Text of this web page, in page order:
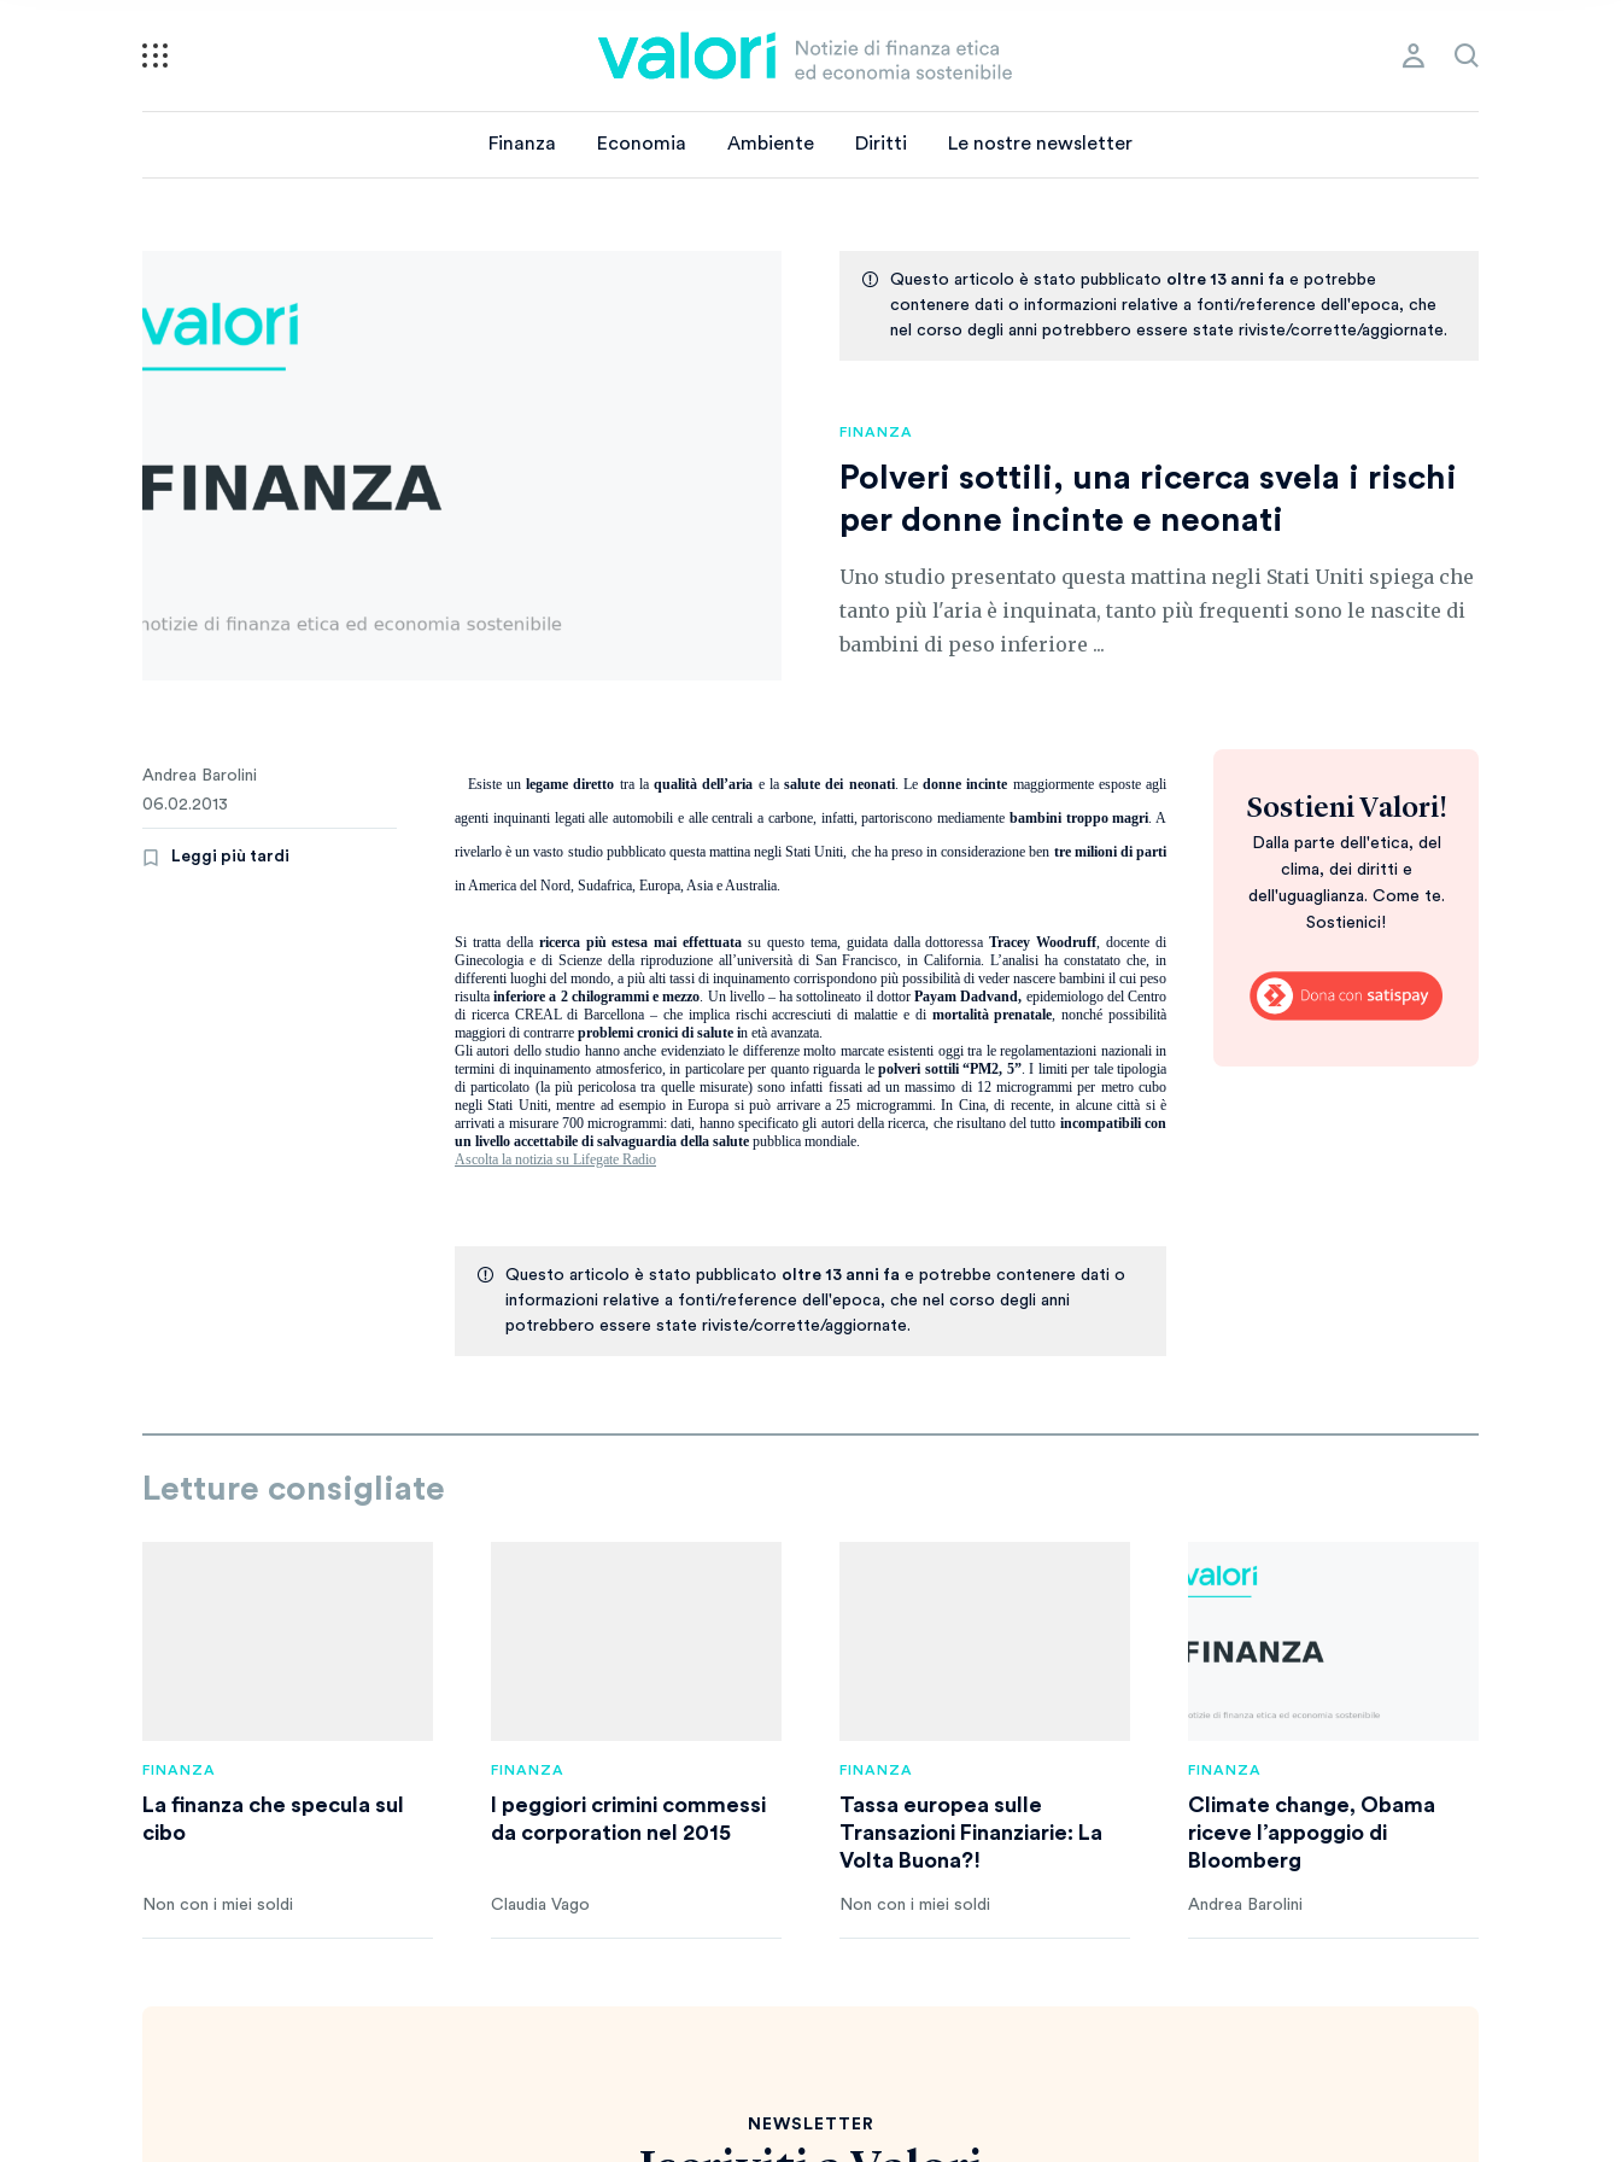
Finanza Economia Ambiente Diritti Le nostre newsletter
Questo articolo è stato pubblicato oltre 13 anni fa e potrebbe
contenere dati o informazioni relative a fonti/reference dell'epoca, che
nel corso degli anni potrebbero essere state riviste/corrette/aggiornate.
FINANZA
Polveri sottili, una ricerca svela i rischi
per donne incinte e neonati
Uno studio presentato questa mattina negli Stati Uniti spiega che
tanto più l'aria è inquinata, tanto più frequenti sono le nascite di
bambini di peso inferiore ...
Andrea Barolini
06.02.2013
Leggi più tardi
Esiste un legame diretto tra la qualità dell’aria e la salute dei neonati. Le donne incinte maggiormente esposte agli
agenti inquinanti legati alle automobili e alle centrali a carbone, infatti, partoriscono mediamente bambini troppo magri. A
rivelarlo è un vasto studio pubblicato questa mattina negli Stati Uniti, che ha preso in considerazione ben tre milioni di parti
in America del Nord, Sudafrica, Europa, Asia e Australia.
Si tratta dellaricerca più estesa mai effettuata su questo tema, guidata dalla dottoressaTracey Woodruff, docente di
Ginecologia e di Scienze della riproduzione all’università di San Francisco, in California. L’analisi ha constatato che, in
differenti luoghi del mondo, a più alti tassi di inquinamento corrispondono più possibilità di veder nascere bambini il cui peso
risultainferiore a 2 chilogrammi e mezzo. Un livello – ha sottolineato il dottorPayam Dadvand, epidemiologo del Centro
di ricerca CREAL di Barcellona – che implica rischi accresciuti di malattie e di mortalità prenatale, nonché possibilità
maggiori di contrarre problemi cronici di salute in età avanzata.
Gli autori dello studio hanno anche evidenziato le differenze molto marcate esistenti oggi tra le regolamentazioni nazionali in
termini di inquinamento atmosferico, in particolare per quanto riguarda le polveri sottili “PM2, 5”. I limiti per tale tipologia
di particolato (la più pericolosa tra quelle misurate) sono infatti fissati ad un massimo di 12 microgrammi per metro cubo
negli Stati Uniti, mentre ad esempio in Europa si può arrivare a 25 microgrammi. In Cina, di recente, in alcune città si è
arrivati a misurare 700 microgrammi: dati, hanno specificato gli autori della ricerca, che risultano del tutto incompatibili con
un livello accettabile di salvaguardia della salute pubblica mondiale.
Ascolta la notizia su Lifegate Radio
Questo articolo è stato pubblicato oltre 13 anni fa e potrebbe contenere dati o
informazioni relative a fonti/reference dell'epoca, che nel corso degli anni
potrebbero essere state riviste/corrette/aggiornate.
Sostieni Valori!
Dalla parte dell'etica, del
clima, dei diritti e
dell'uguaglianza. Come te.
Sostienici!
Letture consigliate
FINANZA
La finanza che specula sul
cibo
Non con i miei soldi
FINANZA
I peggiori crimini commessi
da corporation nel 2015
Claudia Vago
FINANZA
Tassa europea sulle
Transazioni Finanziarie: La
Volta Buona?!
Non con i miei soldi
FINANZA
Climate change, Obama
riceve l’appoggio di
Bloomberg
Andrea Barolini
NEWSLETTER